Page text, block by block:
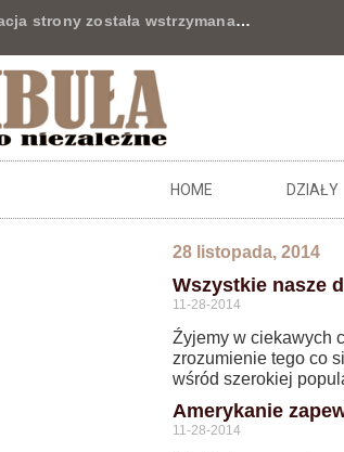
została wstrzymana…
HOME DZIAŁY
28 listopada, 2014
Wszystkie nasze
11-28-2014
Źyjemy w ciekawych
zrozumienie tego co
wśród szerokiej
Amerykanie
11-28-2014